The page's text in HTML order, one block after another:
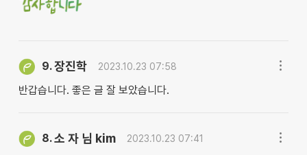
9.장진학 2023.10.23 07:58
반갑습니다. 좋은 글 잘 보았습니다.
8.소 자 님 kim 2023.10.23 07:41